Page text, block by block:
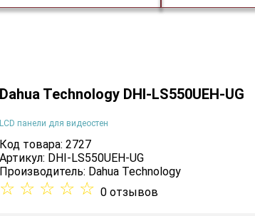
Dahua Technology DHI-LS550UEH-UG
LCD панели для видеостен
Код товара: 2727
Артикул: DHI-LS550UEH-UG
Производитель: Dahua Technology
☆ ☆ ☆ ☆ ☆ 0 отзывов